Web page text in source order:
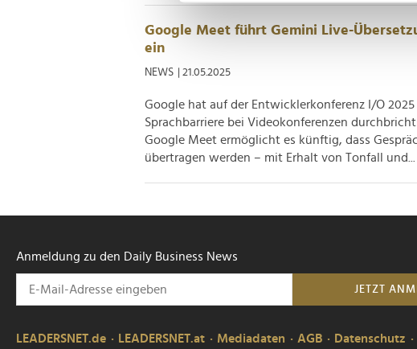
Wir verwenden Cookies, um Inhalte
Website an unsere Partner für soziale
der Dienste gesammelt haben.
Google Meet führt Gemini Live-
ein
NEWS | 21.05.2025
Google hat auf der Entwicklerkonferenz I/O
Sprachbarriere bei Videokonferenzen
Google Meet ermöglicht es künftig, dass
übertragen werden – mit Erhalt von Tonfall und...
Anmeldung zu den Daily Business News
JETZT
LEADERSNET.de LEADERSNET.at Mediadaten AGB Datenschutz